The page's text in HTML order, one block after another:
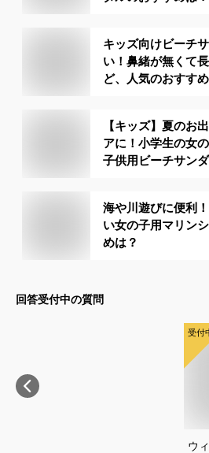
キッズ向けビーチ
い！鼻緒が無くて
ど、人気のおすす
【キッズ】夏のお
アに！小学生の女
子供用ビーチサン
海や川遊びに便利
い女の子用マリン
めは？
回答受付中の質問
受付
ウ